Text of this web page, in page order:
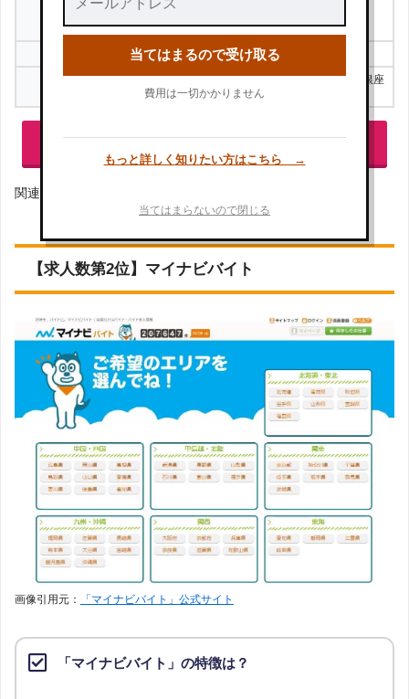
運営会社
）
無料
東京都中央区銀座7-3-5 ヒューリック銀座
7丁目ビル（リクルートGINZA7ビル）
「タウンワーク」公式サイトで詳細を見る
関連記事：
【求人数第2位】マイナビバイト
画像引用元： 「マイナビバイト」公式サイト
「マイナビバイト」の特徴は？
当てはまるので受け取る
費用は一切かかりません
もっと詳しく知りたい方はこちら →
当てはまらないので閉じる